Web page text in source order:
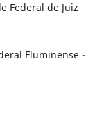
Federal de Juiz
Fluminense -